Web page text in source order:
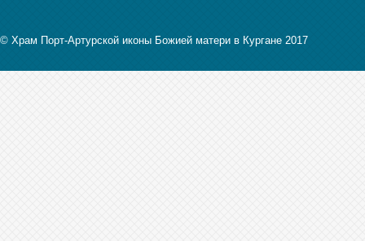
© Храм Порт-Артурской иконы Божией матери в Кургане 2017